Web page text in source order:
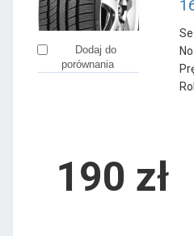
Dodaj do
porównania
190 zł